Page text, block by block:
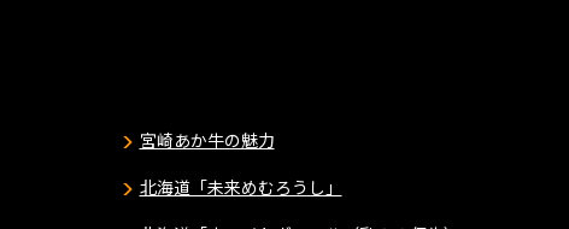
宮崎あか牛の魅力
北海道「未来めむろうし」